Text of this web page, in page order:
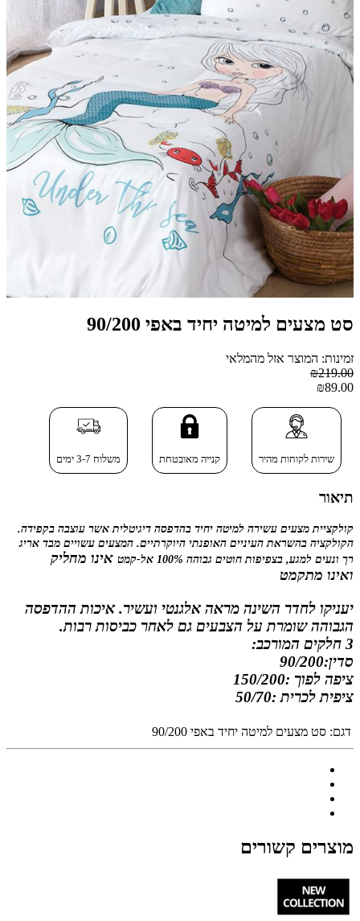
סט מצעים למיטה יחיד באפי 90/200
זמינות: המוצר אזל מהמלאי
₪219.00
₪89.00
שירות לקוחות מהיר קנייה מאובטחת משלוח 3-7 ימים
תיאור
קולקצייתמצעים עשירה למיטה יחיד בהדפסה דיגיטלית אשר עוצבה בקפידה.
הקולקציה בהשראת העיניים האופנתי היוקרתיים. המצעים עשויים מבד אריג
רך ונעים למגע, בצפיפות חוטים גבוהה 100% אל-קמט
אינו מחליק
ואינו מתקמט
יעניקו לחדר השינה מראה אלגנטי ועשיר. איכות ההדפסה
הגבוהה שומרת על הצבעים גם לאחר כביסות רבות.
3 חלקים המורכב:
סדין:90/200
ציפה לפוך :150/200
ציפית לכרית :50/70
דגם: סט מצעים למיטה יחיד באפי 90/200
מוצרים קשורים